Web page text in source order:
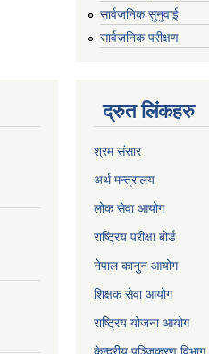
सार्वजनिक सुनुवाई
सार्वजनिक परीक्षण
द्रुत लिंकहरु
श्रम संसार
अर्थ मन्त्रालय
लोक सेवा आयोग
राष्ट्रिय परीक्षा बोर्ड
नेपाल कानुन आयोग
शिक्षक सेवा आयोग
राष्ट्रिय योजना आयोग
केन्द्रीय पञ्जिकरण विभाग